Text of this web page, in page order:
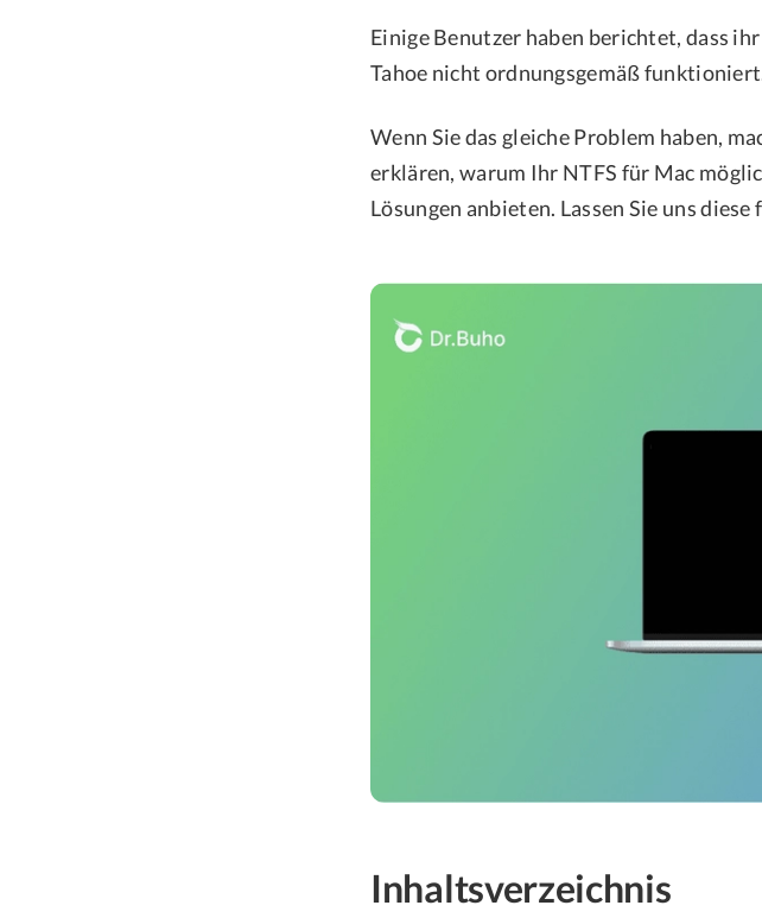
Einige Benutzer haben berichtet, dass
Tahoe nicht ordnungsgemäß
Wenn Sie das gleiche Problem haben,
erklären, warum Ihr NTFS für Mac
Lösungen anbieten. Lassen Sie uns diese
Inhaltsverzeichnis